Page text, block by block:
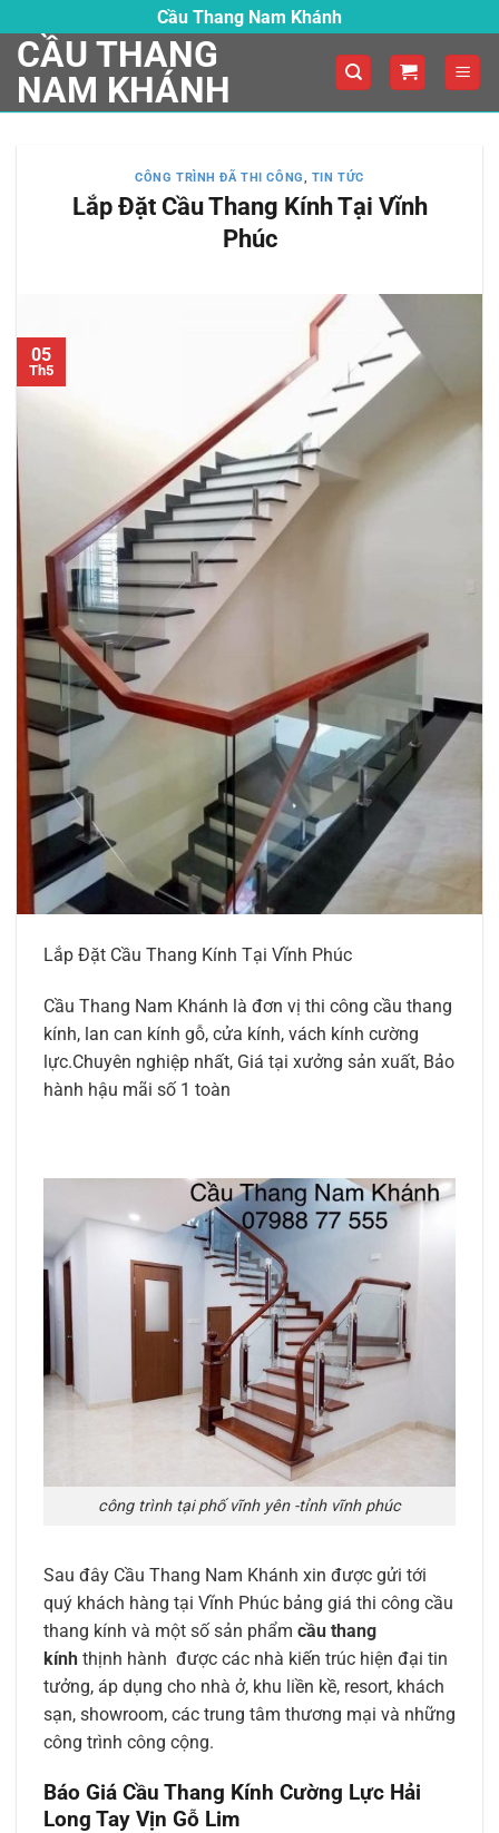
to
content
Cầu Thang Nam Khánh
CẦU THANG
NAM KHÁNH
CÔNG TRÌNH ĐÃ THI CÔNG, TIN TỨC
Lắp Đặt Cầu Thang Kính Tại Vĩnh
Phúc
05
Th5
Lắp Đặt Cầu Thang Kính Tại Vĩnh Phúc
Cầu Thang Nam Khánh là đơn vị thi công cầu thang
kính, lan can kính gỗ, cửa kính, vách kính cường
lực.Chuyên nghiệp nhất, Giá tại xưởng sản xuất, Bảo
hành hậu mãi số 1 toàn
công trình tại phố vĩnh yên -tỉnh vĩnh phúc
Sau đây Cầu Thang Nam Khánh xin được gửi tới
quý khách hàng tại Vĩnh Phúc bảng giá thi công cầu
thang kính và một số sản phẩm cầu thang
kính thịnh hành được các nhà kiến trúc hiện đại tin
tưởng, áp dụng cho nhà ở, khu liền kề, resort, khách
sạn, showroom, các trung tâm thương mại và những
công trình công cộng.
Báo Giá Cầu Thang Kính Cường Lực Hải
Long Tay Vịn Gỗ Lim